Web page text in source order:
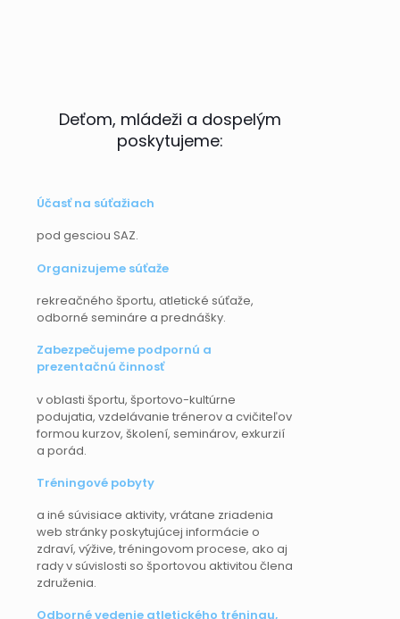
Deťom, mládeži a dospelým
poskytujeme:
Účasť na súťažiach
pod gesciou SAZ.
Organizujeme súťaže
rekreačného športu, atletické súťaže,
odborné semináre a prednášky.
Zabezpečujeme podpornú a
prezentačnú činnosť
v oblasti športu, športovo-kultúrne
podujatia, vzdelávanie trénerov a cvičiteľov
formou kurzov, školení, seminárov, exkurzií
a porád.
Tréningové pobyty
a iné súvisiace aktivity, vrátane zriadenia
web stránky poskytujúcej informácie o
zdraví, výžive, tréningovom procese, ako aj
rady v súvislosti so športovou aktivitou člena
združenia.
Odborné vedenie atletického tréningu,